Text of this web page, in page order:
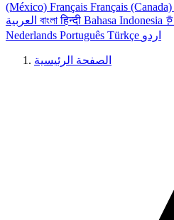
(México) Français Français (Canada)
বাংলাहिन्दी Bahasa Indonesia
Nederlands Português Türkçe اردو
الصفحة الرئيسية